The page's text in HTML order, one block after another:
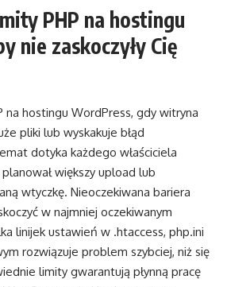
PHP na hostingu
nie zaskoczyły Cię
na hostingu WordPress, gdy witryna
pliki lub wyskakuje błąd
dotyka każdego właściciela
większy upload lub
wtyczkę. Nieoczekiwana bariera
w najmniej oczekiwanym
linijek ustawień w .htaccess, php.ini
rozwiązuje problem szybciej, niż się
limity gwarantują płynną pracę